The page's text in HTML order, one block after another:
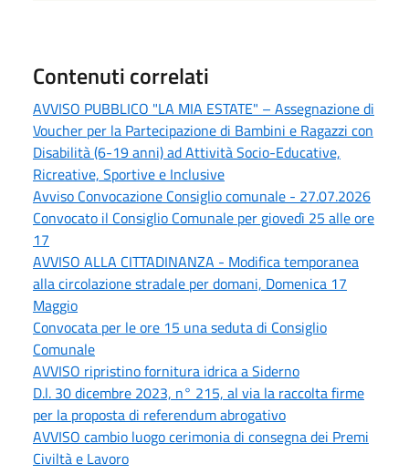
Contenuti correlati
AVVISO PUBBLICO "LA MIA ESTATE" – Assegnazione di
Voucher per la Partecipazione di Bambini e Ragazzi con
Disabilità (6-19 anni) ad Attività Socio-Educative,
Ricreative, Sportive e Inclusive
Avviso Convocazione Consiglio comunale - 27.07.2026
Convocato il Consiglio Comunale per giovedì 25 alle ore
17
AVVISO ALLA CITTADINANZA - Modifica temporanea
alla circolazione stradale per domani, Domenica 17
Maggio
Convocata per le ore 15 una seduta di Consiglio
Comunale
AVVISO ripristino fornitura idrica a Siderno
D.l. 30 dicembre 2023, n° 215, al via la raccolta firme
per la proposta di referendum abrogativo
AVVISO cambio luogo cerimonia di consegna dei Premi
Civiltà e Lavoro